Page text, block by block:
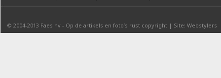
© 2004-2013 Faes nv - Op de artikels en foto’s rust copyright | Site: Webstylers